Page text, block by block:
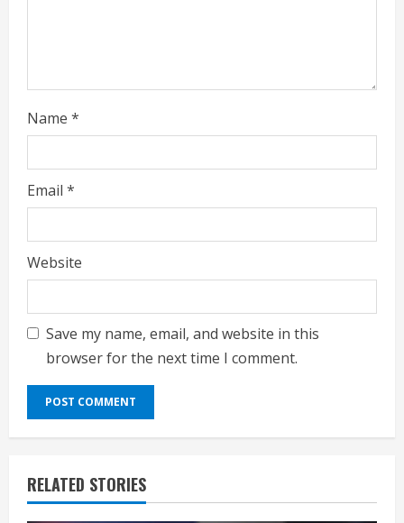
Name *
Email *
Website
Save my name, email, and website in this
browser for the next time I comment.
RELATED STORIES